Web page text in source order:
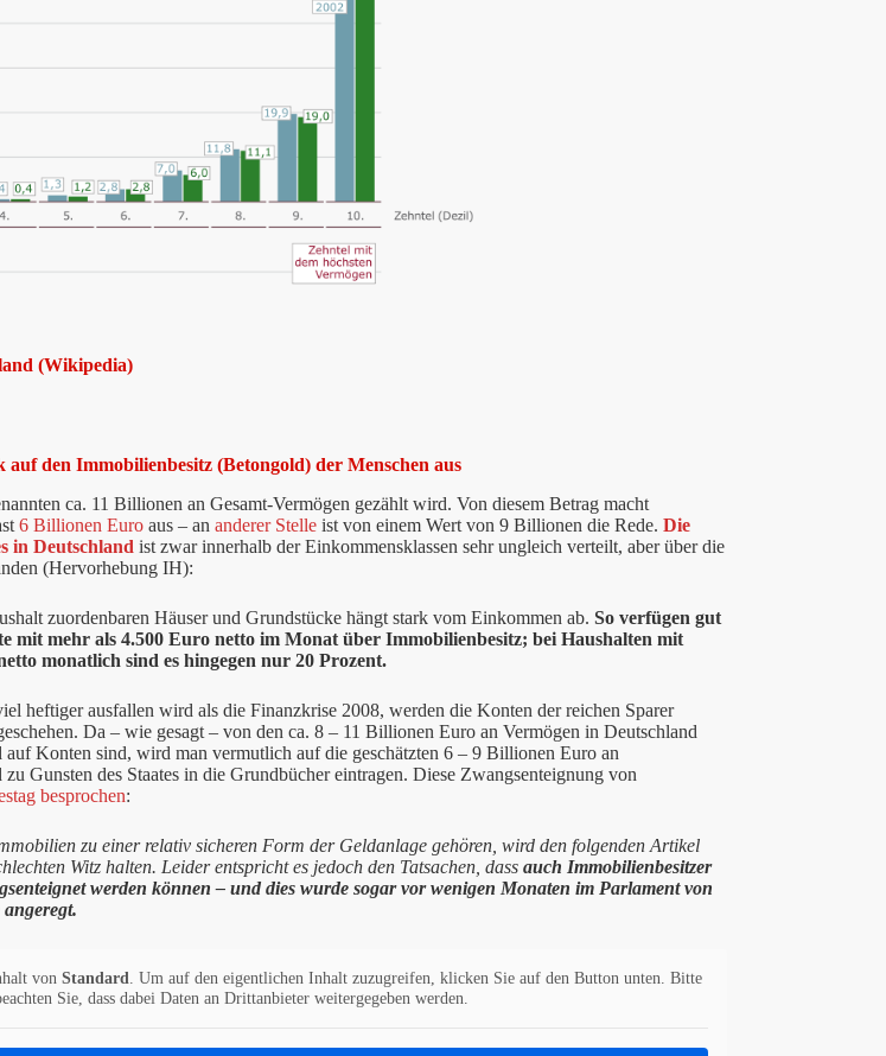
(Wikipedia)
auf den Immobilienbesitz (Betongold) der Menschen aus
ca. 11 Billionen an Gesamt-Vermögen gezählt wird. Von diesem Betrag macht
6 Billionen Euroaus – an anderer Stelleist von einem Wert von 9 Billionen die Rede. Die
in Deutschland ist zwar innerhalb der Einkommensklassen sehr ungleich verteilt, aber über die
(Hervorhebung IH):
zuordenbaren Häuser und Grundstücke hängt stark vom Einkommen ab. So verfügen gut
mit mehr als 4.500 Euro netto im Monat über Immobilienbesitz; bei Haushalten mit
monatlich sind es hingegen nur 20 Prozent.
heftiger ausfallen wird als die Finanzkrise 2008, werden die Konten der reichen Sparer
Da – wie gesagt – von den ca. 8 – 11 Billionen Euro an Vermögen in Deutschland
Konten sind, wird man vermutlich auf die geschätzten 6 – 9 Billionen Euro an
Gunsten des Staates in die Grundbücher eintragen. Diese Zwangsenteignung von
besprochen:
zu einer relativ sicheren Form der Geldanlage gehören, wird den folgenden Artikel
Witz halten. Leider entspricht es jedoch den Tatsachen, dass auch Immobilienbesitzer
werden können – und dies wurde sogar vor wenigen Monaten im Parlament von
von Standard. Um auf den eigentlichen Inhalt zuzugreifen, klicken Sie auf den Button unten. Bitte
Sie, dass dabei Daten an Drittanbieter weitergegeben werden.